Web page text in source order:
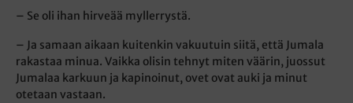
– Se oli ihan hirveää myllerrystä.
– Ja samaan aikaan kuitenkin vakuutuin siitä, että Jumala
rakastaa minua. Vaikka olisin tehnyt miten väärin, juossut
Jumalaa karkuun ja kapinoinut, ovet ovat auki ja minut
otetaan vastaan.